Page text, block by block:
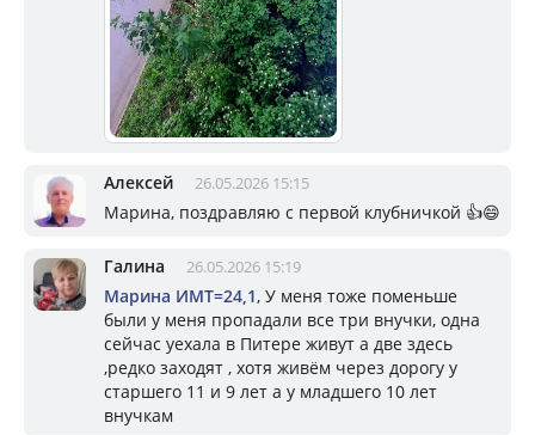
Алексей 26.05.2026 15:15
Марина, поздравляю с первой клубничкой 👍😄
Галина 26.05.2026 15:19
Марина ИМТ=24,1, У меня тоже поменьше
были у меня пропадали все три внучки, одна
сейчас уехала в Питере живут а две здесь
,редко заходят , хотя живём через дорогу у
старшего 11 и 9 лет а у младшего 10 лет
внучкам